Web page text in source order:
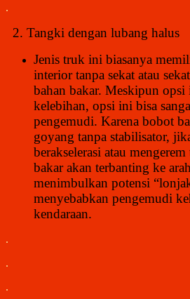
.
2. Tangki dengan lubang halus
Jenis truk ini biasanya
interior tanpa sekat atau
bahan bakar. Meskipun
kelebihan, opsi ini bisa
pengemudi. Karena bobot
goyang tanpa stabilisator,
berakselerasi atau
bakar akan terbanting ke
menimbulkan potensi
menyebabkan pengemudi
kendaraan.
.
.
.